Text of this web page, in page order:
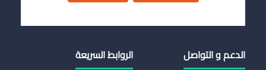
الدعم و التواصل الروابط السريعة